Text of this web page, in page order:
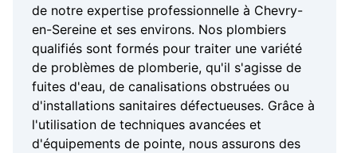
de notre expertise professionnelle à Chevry-
en-Sereine et ses environs. Nos plombiers
qualifiés sont formés pour traiter une variété
de problèmes de plomberie, qu'il s'agisse de
fuites d'eau, de canalisations obstruées ou
d'installations sanitaires défectueuses. Grâce à
l'utilisation de techniques avancées et
d'équipements de pointe, nous assurons des